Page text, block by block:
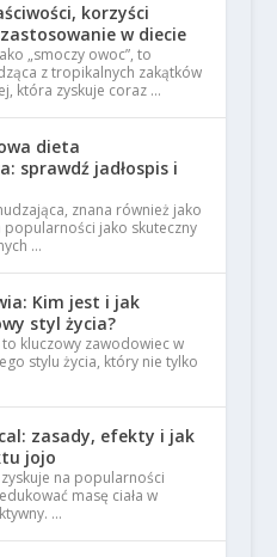
korzyści
w diecie
„smoczy owoc”, to
z tropikalnych zakątków
która zyskuje coraz …
dieta
sprawdź jadłospis i
znana również jako
jako skuteczny
…
Kim jest i jak
styl życia?
kluczowy zawodowiec w
stylu życia, który nie tylko
zasady, efekty i jak
jojo
na popularności
masę ciała w
…